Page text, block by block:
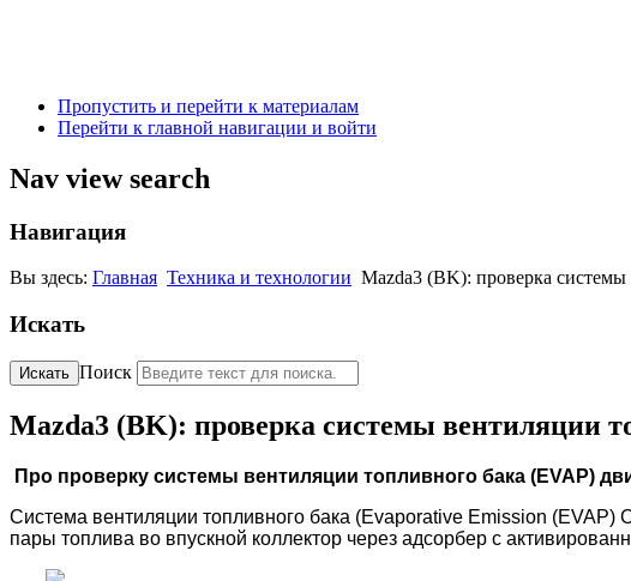
Пропустить и перейти к материалам
Перейти к главной навигации и войти
Nav view search
Навигация
Вы здесь: Главная Техника и технологии Mazda3 (BK): проверка
Искать
Искать Поиск
Mazda3 (BK): проверка системы вентиляции
Про проверку системы вентиляции топливного бака (EVAP)
Система вентиляции топливного бака (Evaporative Emission
пары топлива во впускной коллектор через адсорбер с